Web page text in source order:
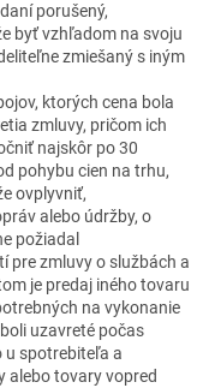
porušený,
byť vzhľadom na svoju
zmiešaný s iným
ktorých cena bola
zmluvy, pričom ich
najskôr po 30
pohybu cien na trhu,
ovplyvniť,
alebo údržby, o
požiadal
pre zmluvy o službách a
je predaj iného tovaru
na vykonanie
uzavreté počas
u spotrebiteľa a
alebo tovary vopred